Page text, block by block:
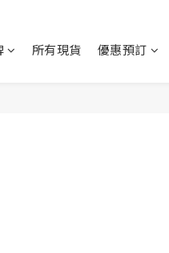
所有現貨 優惠預訂